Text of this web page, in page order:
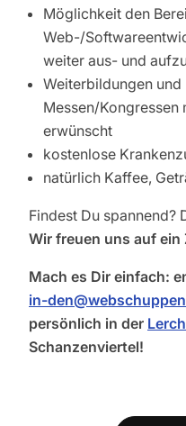
Möglichkeit den
Web-/
weiter aus- und
Weiterbildungen und
Messen/
erwünscht
kostenlose
natürlich Kaffee,
Findest Du spannend?
Wir freuen uns auf ein
Mach es Dir einfach:
in-
persönlich in der
Schanzenviertel!